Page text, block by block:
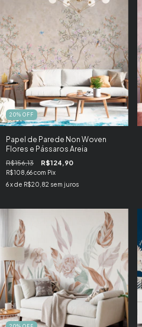
20% OFF
Papel de Parede Non Woven
Flores e Pássaros Areia
R$156,13 R$124,90
R$108,66com Pix
6x de R$20,82 sem juros